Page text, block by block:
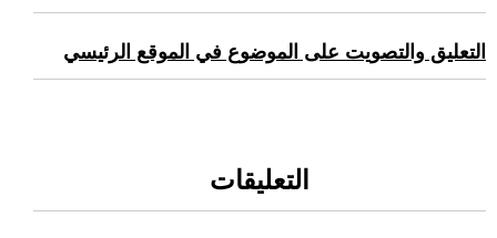
التعليق والتصويت على الموضوع في الموقع الرئيسي
التعليقات